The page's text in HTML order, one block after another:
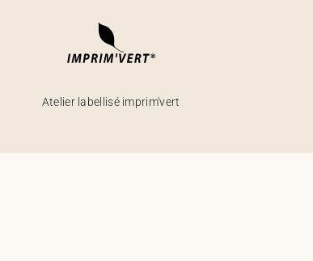
Atelier labellisé imprim'vert